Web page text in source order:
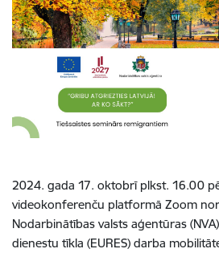
2024. gada 17. oktobrī plkst. 16.00
videokonferenču platformā Zoom
Nodarbinātības valsts aģentūras
dienestu tīkla (EURES) darba